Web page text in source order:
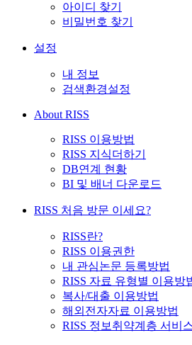
아이디 찾기
비밀번호 찾기
설정
내 정보
검색환경설정
About RISS
RISS 이용방법
RISS 지식더하기
DB연계 현황
BI 및 배너 다운로드
RISS 처음 방문 이세요?
RISS란?
RISS 이용권한
내 관심논문 등록방법
RISS 자료 유형별 이용방
복사/대출 이용방법
해외전자자료 이용방법
RISS 정보취약계층 서비